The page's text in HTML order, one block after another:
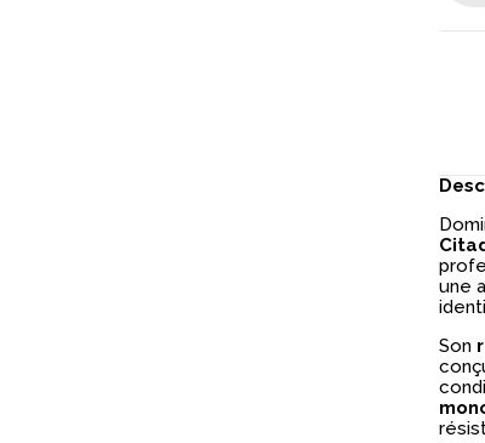
une
Son